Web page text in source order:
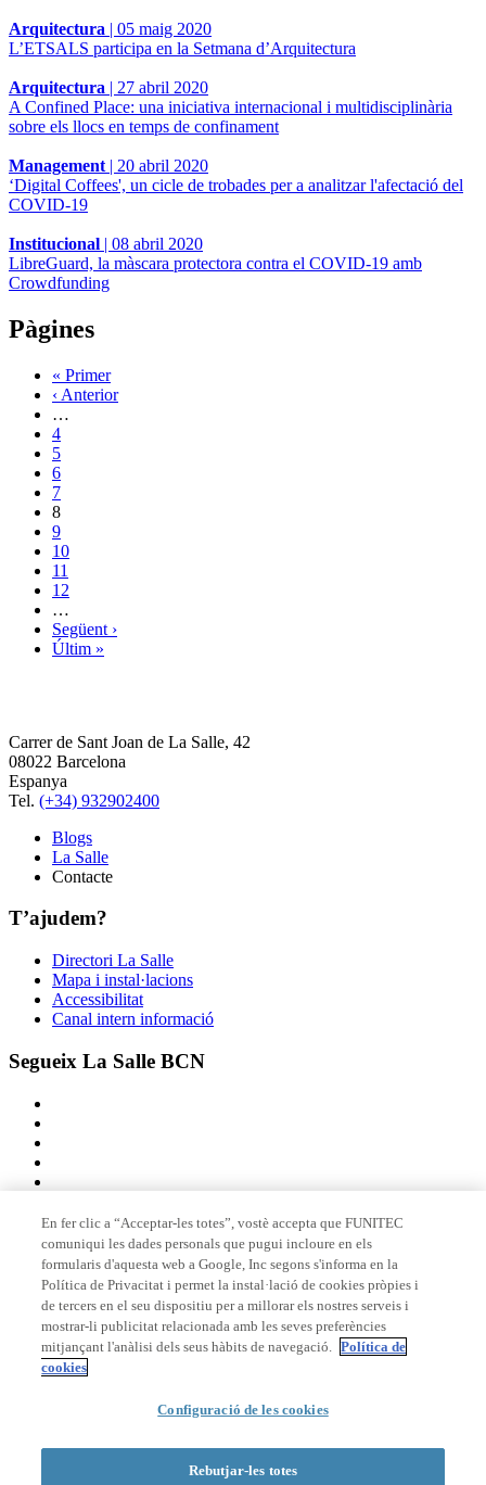
Arquitectura | 05 maig 2020
L’ETSALS participa en la Setmana d’Arquitectura
Arquitectura | 27 abril 2020
A Confined Place: una iniciativa internacional i multidisciplinària
sobre els llocs en temps de confinament
Management | 20 abril 2020
‘Digital Coffees', un cicle de trobades per a analitzar l'afectació del
COVID-19
Institucional | 08 abril 2020
LibreGuard, la màscara protectora contra el COVID-19 amb
Crowdfunding
Pàgines
« Primer
‹ Anterior
…
4
5
6
7
8
9
10
11
12
…
Següent ›
Últim »
Carrer de Sant Joan de La Salle, 42
08022 Barcelona
Espanya
Tel. (+34) 932902400
Blogs
La Salle
Contacte
T’ajudem?
Directori La Salle
Mapa i instal·lacions
Accessibilitat
Canal intern informació
Segueix La Salle BCN
Membre de
Acreditacions
© 2026 La Salle Campus Barcelona - URL |Avís legal
Formulari de cerca
En fer clic a “Acceptar-les totes”, vostè accepta que FUNITEC
comuniqui les dades personals que pugui incloure en els
formularis d'aquesta web a Google, Inc segons s'informa en la
Política de Privacitat i permet la instal·lació de cookies pròpies i
de tercers en el seu dispositiu per a millorar els nostres serveis i
mostrar-li publicitat relacionada amb les seves preferències
mitjançant l'anàlisi dels seus hàbits de navegació. Política de
cookies
Configuració de les cookies
Rebutjar-les totes